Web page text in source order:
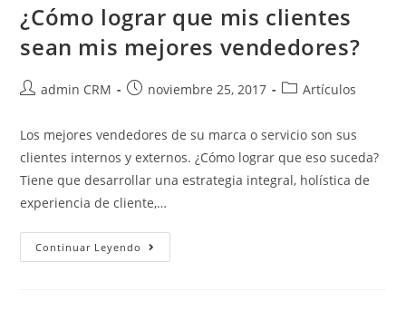
¿Cómo lograr que mis clientes
sean mis mejores vendedores?
admin CRM noviembre 25, 2017 Artículos
Los mejores vendedores de su marca o servicio son sus
clientes internos y externos. ¿Cómo lograr que eso suceda?
Tiene que desarrollar una estrategia integral, holística de
experiencia de cliente,…
Continuar Leyendo